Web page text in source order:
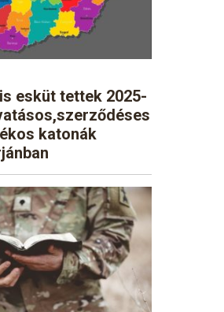
esküt tettek 2025-
katonák